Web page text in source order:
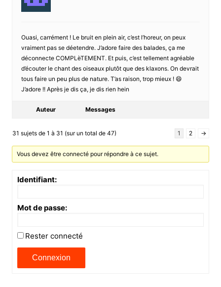
Ouasi, carrément ! Le bruit en plein air, c’est l’horeur, on peux
vraiment pas se déetendre. J’adore faire des balades, ça me
déconnecte COMPLèTEMENT. Et puis, c’est tellement agréable
d’écouter le chant des oiseaux plutôt que des klaxons. On devrait
tous faire un peu plus de nature. T’as raison, trop mieux ! 😄
J’adore !! Après je dis ça, je dis rien hein
Auteur Messages
31 sujets de 1 à 31 (sur un total de 47) 1 2 →
Vous devez être connecté pour répondre à ce sujet.
Identifiant:
Mot de passe:
Rester connecté
Connexion